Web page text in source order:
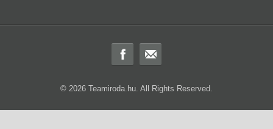
© 2026 Teamiroda.hu. All Rights Reserved.